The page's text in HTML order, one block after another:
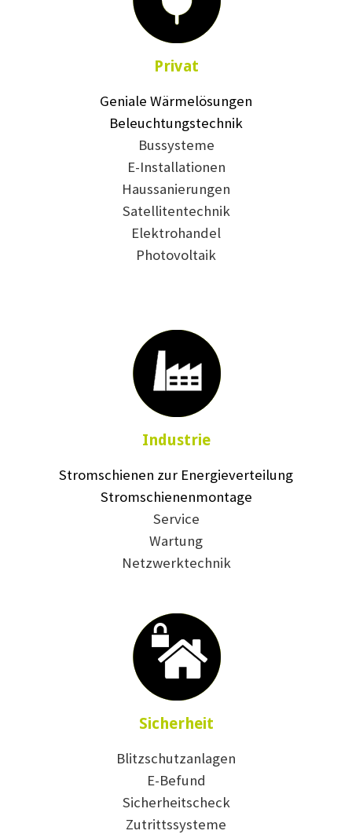
Privat
Geniale Wärmelösungen
Beleuchtungstechnik
Bussysteme
E-Installationen
Haussanierungen
Satellitentechnik
Elektrohandel
Photovoltaik
Industrie
Stromschienen zur Energieverteilung
Stromschienenmontage
Service
Wartung
Netzwerktechnik
Sicherheit
Blitzschutzanlagen
E-Befund
Sicherheitscheck
Zutrittssysteme